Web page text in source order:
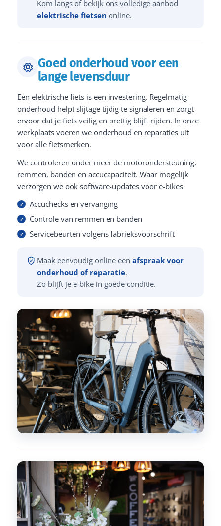
Kom langs of bekijk ons volledige aanbod
elektrische fietsen online.
Goed onderhoud voor een
lange levensduur
Een elektrische fiets is een investering. Regelmatig
onderhoud helpt slijtage tijdig te signaleren en zorgt
ervoor dat je fiets veilig en prettig blijft rijden. In onze
werkplaats voeren we onderhoud en reparaties uit
voor alle fietsmerken.
We controleren onder meer de motorondersteuning,
remmen, banden en accucapaciteit. Waar mogelijk
verzorgen we ook software-updates voor e-bikes.
Accuchecks en vervanging
Controle van remmen en banden
Servicebeurten volgens fabrieksvoorschrift
Maak eenvoudig online een afspraak voor
onderhoud of reparatie.
Zo blijft je e-bike in goede conditie.